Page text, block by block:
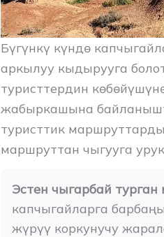
Бүгүнкү күндө
аркылуу кыдырууга
туристтердин
жабыркашына
туристтик
маршруттан чыгууга
Эстен чыгарбай
капчыгайларга
жүрүү коркунучу